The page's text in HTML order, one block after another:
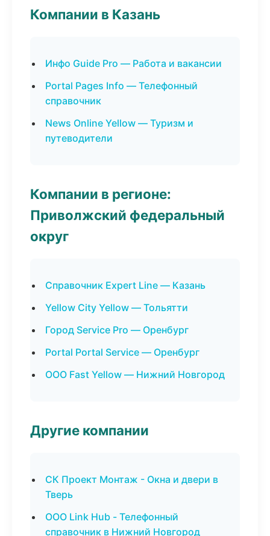
Компании в Казань
Инфо Guide Pro — Работа и вакансии
Portal Pages Info — Телефонный
справочник
News Online Yellow — Туризм и
путеводители
Компании в регионе:
Приволжский федеральный
округ
Справочник Expert Line — Казань
Yellow City Yellow — Тольятти
Город Service Pro — Оренбург
Portal Portal Service — Оренбург
ООО Fast Yellow — Нижний Новгород
Другие компании
СК Проект Монтаж - Окна и двери в
Тверь
ООО Link Hub - Телефонный
справочник в Нижний Новгород